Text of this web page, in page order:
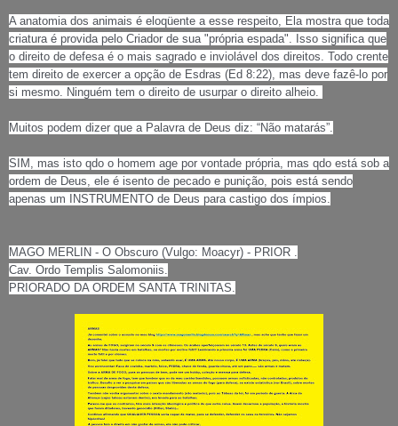
A anatomia dos animais é eloqüente a esse respeito, Ela mostra que toda
criatura é provida pelo Criador de sua "própria espada". Isso significa que
o direito de defesa é o mais sagrado e inviolável dos direitos. Todo crente
tem direito de exercer a opção de Esdras (Ed 8:22), mas deve fazê-lo por
si mesmo. Ninguém tem o direito de usurpar o direito alheio.
Muitos podem dizer que a Palavra de Deus diz: “Não matarás”.
SIM, mas isto qdo o homem age por vontade própria, mas qdo está sob a
ordem de Deus, ele é isento de pecado e punição, pois está sendo
apenas um INSTRUMENTO de Deus para castigo dos ímpios.
MAGO MERLIN - O Obscuro (Vulgo: Moacyr) - PRIOR .
Cav. Ordo Templis Salomoniis.
PRIORADO DA ORDEM SANTA TRINITAS.